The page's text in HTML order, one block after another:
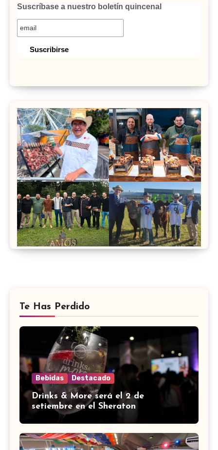
Suscríbase a nuestro boletín quincenal
Te Has Perdido
Bebidas Destacado
Drinks & More será el 2 de
setiembre en el Sheraton